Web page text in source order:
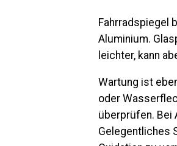
Fahrradspiegel
Aluminium.
leichter, kann
Wartung ist
oder
überprüfen. Bei
Gelegentliches